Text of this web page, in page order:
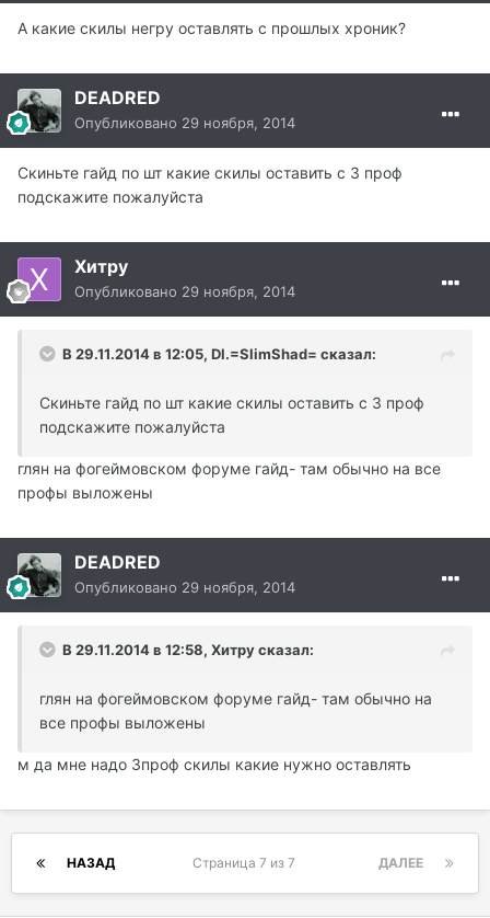
А какие скилы негру оставлять с прошлых хроник?
DEADRED
Опубликовано 29 ноября, 2014
Скиньте гайд по шт какие скилы оставить с 3 проф
подскажите пожалуйста
Хитру
Опубликовано 29 ноября, 2014
В 29.11.2014 в 12:05, Dl.=SlimShad= сказал:
Скиньте гайд по шт какие скилы оставить с 3 проф
подскажите пожалуйста
глян на фогеймовском форуме гайд- там обычно на все
профы выложены
DEADRED
Опубликовано 29 ноября, 2014
В 29.11.2014 в 12:58, Хитру сказал:
глян на фогеймовском форуме гайд- там обычно на
все профы выложены
м да мне надо 3проф скилы какие нужно оставлять
НАЗАД ДАЛЕЕ
Страница 7 из 7